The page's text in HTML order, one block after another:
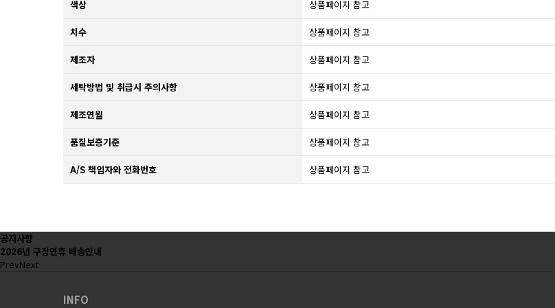
색상 상품페이지 참고
치수 상품페이지 참고
제조자 상품페이지 참고
세탁방법 및 취급시 주의사항 상품페이지 참고
제조연월 상품페이지 참고
품질보증기준 상품페이지 참고
A/S 책임자와 전화번호 상품페이지 참고
공지사항
2026년 구정연휴 배송안내
PrevNext
INFO